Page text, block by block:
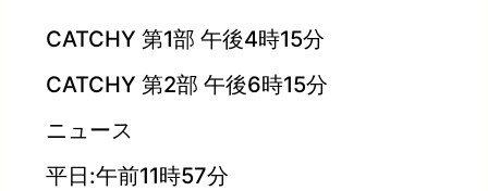
CATCHY 第1部 午後4時15分
CATCHY 第2部 午後6時15分
ニュース
平日:午前11時57分